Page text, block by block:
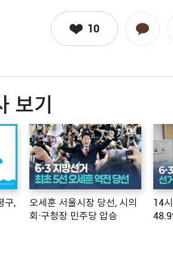
10
보기
구,
오세훈 서울시장 당선, 시의
회·구청장 민주당 압승
14